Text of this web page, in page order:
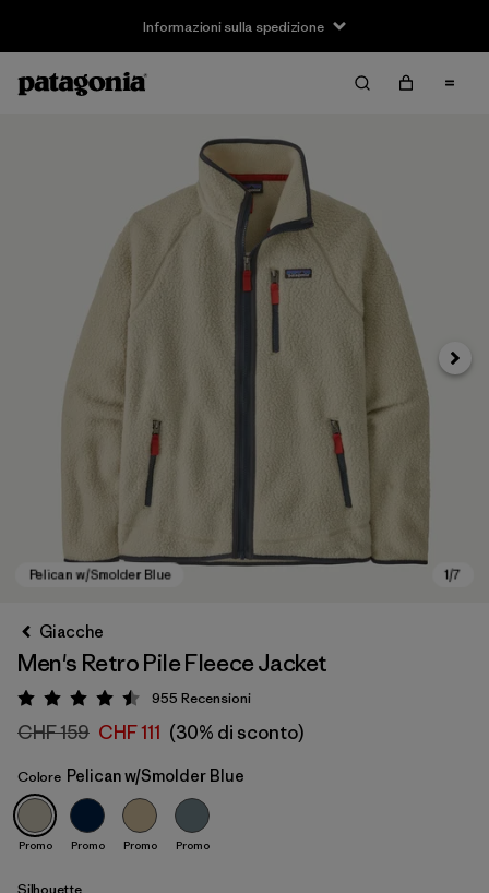
Informazioni sulla spedizione
Pelican w/Smolder Blue
Avanti
Giacche
Men's Retro Pile Fleece Jacket
Valutazione: 4.5 / 5
955 Recensioni
CHF 159 CHF 111 (30% di sconto)
Colore Pelican w/Smolder Blue
Promo Promo Promo Promo
Silhouette